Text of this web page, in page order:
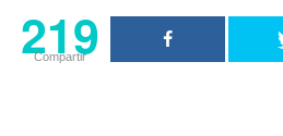
219
Compartir